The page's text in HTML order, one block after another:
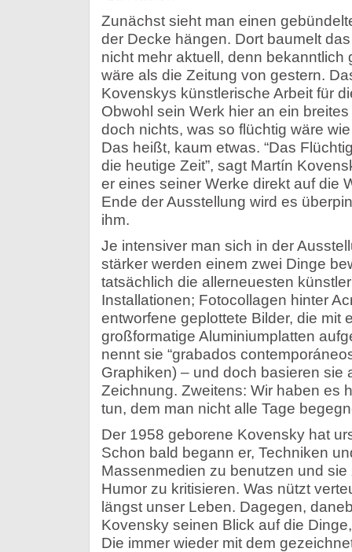
Zunächst sieht man einen
der Decke hängen. Dort baumelt
nicht mehr aktuell, denn bekanntlich
wäre als die Zeitung von gestern.
Kovenskys künstlerische Arbeit für
Obwohl sein Werk hier an ein
doch nichts, was so flüchtig wäre
Das heißt, kaum etwas. “Das
die heutige Zeit”, sagt Martín
er eines seiner Werke direkt auf die
Ende der Ausstellung wird es
ihm.
Je intensiver man sich in der
stärker werden einem zwei Dinge
tatsächlich die allerneuesten
Installationen; Fotocollagen hinter
entworfene geplottete Bilder, die mit
großformatige Aluminiumplatten
nennt sie “grabados
Graphiken) – und doch basieren sie
Zeichnung. Zweitens: Wir haben es
tun, dem man nicht alle Tage
Der 1958 geborene Kovensky hat
Schon bald begann er, Techniken
Massenmedien zu benutzen und
Humor zu kritisieren. Was nützt
längst unser Leben. Dagegen,
Kovensky seinen Blick auf die
Die immer wieder mit dem